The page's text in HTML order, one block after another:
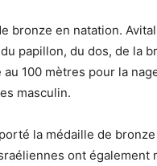
bronze en natation.
papillon, du dos, de la
100 mètres pour la
masculin.
la médaille de
ont également